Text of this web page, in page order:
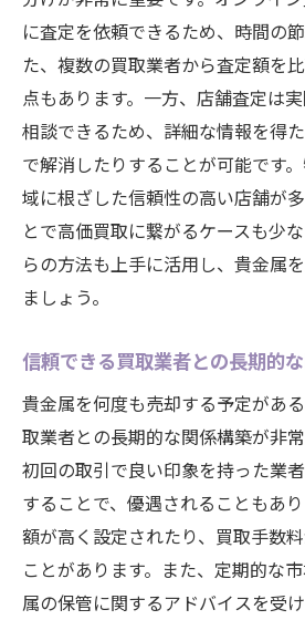
に査定を依頼できるため、時間の
た、複数の買取業者から査定額を
点もあります。一方、店舗査定は
相談できるため、詳細な情報を得
で解消したりすることが可能です
域に根ざした信頼性の高い店舗が
とで高価買取に繋がるケースも少
らの方法も上手に活用し、貴金属
ましょう。
信頼できる買取業者との長期的
貴金属を何度も売却する予定があ
取業者との長期的な関係構築が非常
初回の取引で良い印象を持った業
することで、優遇されることもあ
額が高く設定されたり、買取手数
ことがあります。また、定期的な
属の保管に関するアドバイスを受け